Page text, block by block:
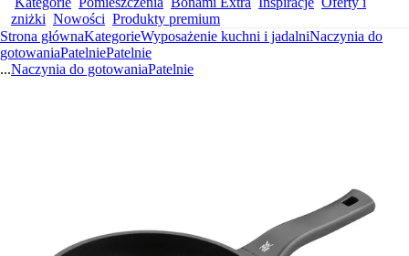
zniżki Nowości Produkty premium
Strona głównaKategorieWyposażenie kuchni i jadalniNaczynia do
gotowaniaPatelniePatelnie
...Naczynia do gotowaniaPatelnie